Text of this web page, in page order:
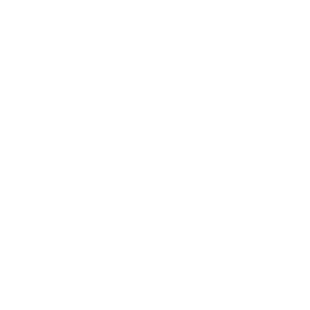
Financieras Interbancarias Mundiales"), una red
por letras y números. El BIC es necesario para
casos, optan tener un código SWIFT específico para
XXX, se refiere a la sede bancaria central. Si no, se
la cuenta de su destinatario y anular el pago.
y pedir que se anule la transferencia.